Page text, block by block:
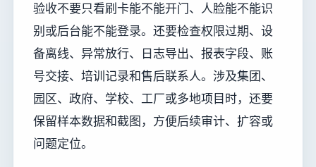
验收不要只看刷卡能不能开门、人脸能不能识
别或后台能不能登录。还要检查权限过期、设
备离线、异常放行、日志导出、报表字段、账
号交接、培训记录和售后联系人。涉及集团、
园区、政府、学校、工厂或多地项目时，还要
保留样本数据和截图，方便后续审计、扩容或
问题定位。